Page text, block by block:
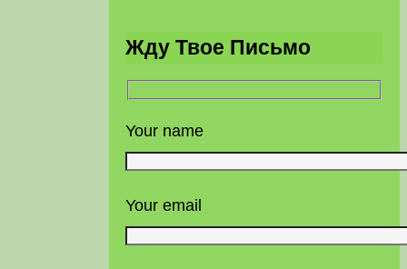
Жду Твое Письмо
Your name
Your email